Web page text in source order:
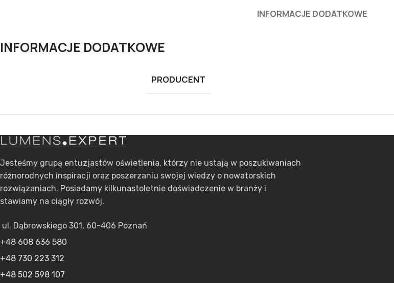
INFORMACJE DODATKOWE
INFORMACJE DODATKOWE
PRODUCENT
Jesteśmy grupą entuzjastów oświetlenia, którzy nie ustają w poszukiwaniach
różnorodnych inspiracji oraz poszerzaniu swojej wiedzy o nowatorskich
rozwiązaniach. Posiadamy kilkunastoletnie doświadczenie w branży i
stawiamy na ciągły rozwój.
ul. Dąbrowskiego 301, 60-406 Poznań
+48 608 636 580
+48 730 223 312
+48 502 598 107